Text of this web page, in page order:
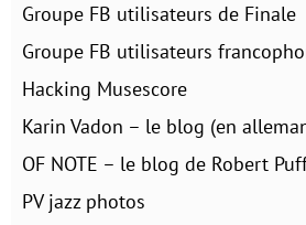
Groupe FB utilisateurs de Finale
Groupe FB utilisateurs
Hacking Musescore
Karin Vadon – le blog (en
OF NOTE – le blog de Robert
PV jazz photos